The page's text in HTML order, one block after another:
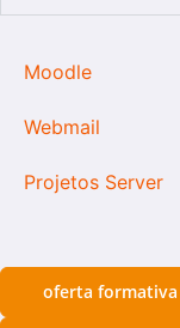
Moodle
Webmail
Projetos Server
oferta formativa